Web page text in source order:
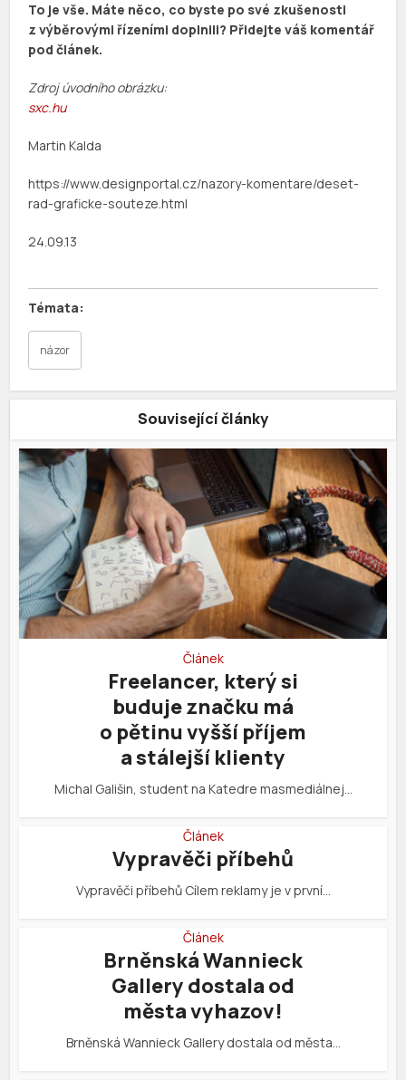
To je vše. Máte něco, co byste po své zkušenosti
z výběrovými řízeními doplnili? Přidejte váš komentář
pod článek.
Zdroj úvodního obrázku:
sxc.hu
Martin Kalda
https://www.designportal.cz/nazory-komentare/deset-
rad-graficke-souteze.html
24.09.13
názor
Související články
Článek
Freelancer, který si
buduje značku má
o pětinu vyšší příjem
a stálejší klienty
Michal Gališin, student na Katedre masmediálnej…
Článek
Vypravěči příbehů
Vypravěči příbehů Cílem reklamy je v první…
Článek
Brněnská Wannieck
Gallery dostala od
města vyhazov!
Brněnská Wannieck Gallery dostala od města…